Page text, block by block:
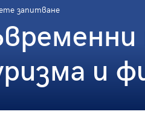
запитване
и